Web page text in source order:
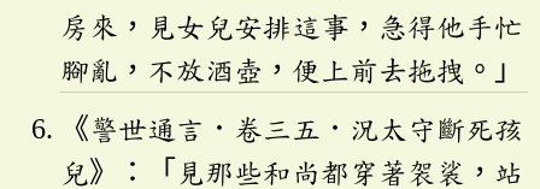
房來，見女兒安排這事，急得他手忙
腳亂，不放酒壺，便上前去拖拽。」
《警世通言．卷三五．況太守斷死孩
兒》：「見那些和尚都穿著袈裟，站